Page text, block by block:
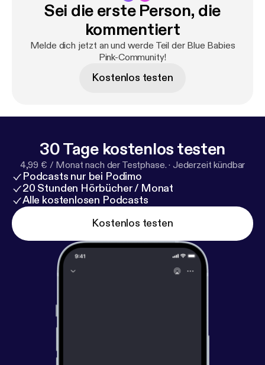
Sei die erste Person, die
kommentiert
Melde dich jetzt an und werde Teil der Blue Babies
Pink-Community!
Kostenlos testen
30 Tage kostenlos testen
4,99 € / Monat nach der Testphase. · Jederzeit kündbar
Podcasts nur bei Podimo
20 Stunden Hörbücher / Monat
Alle kostenlosen Podcasts
Kostenlos testen